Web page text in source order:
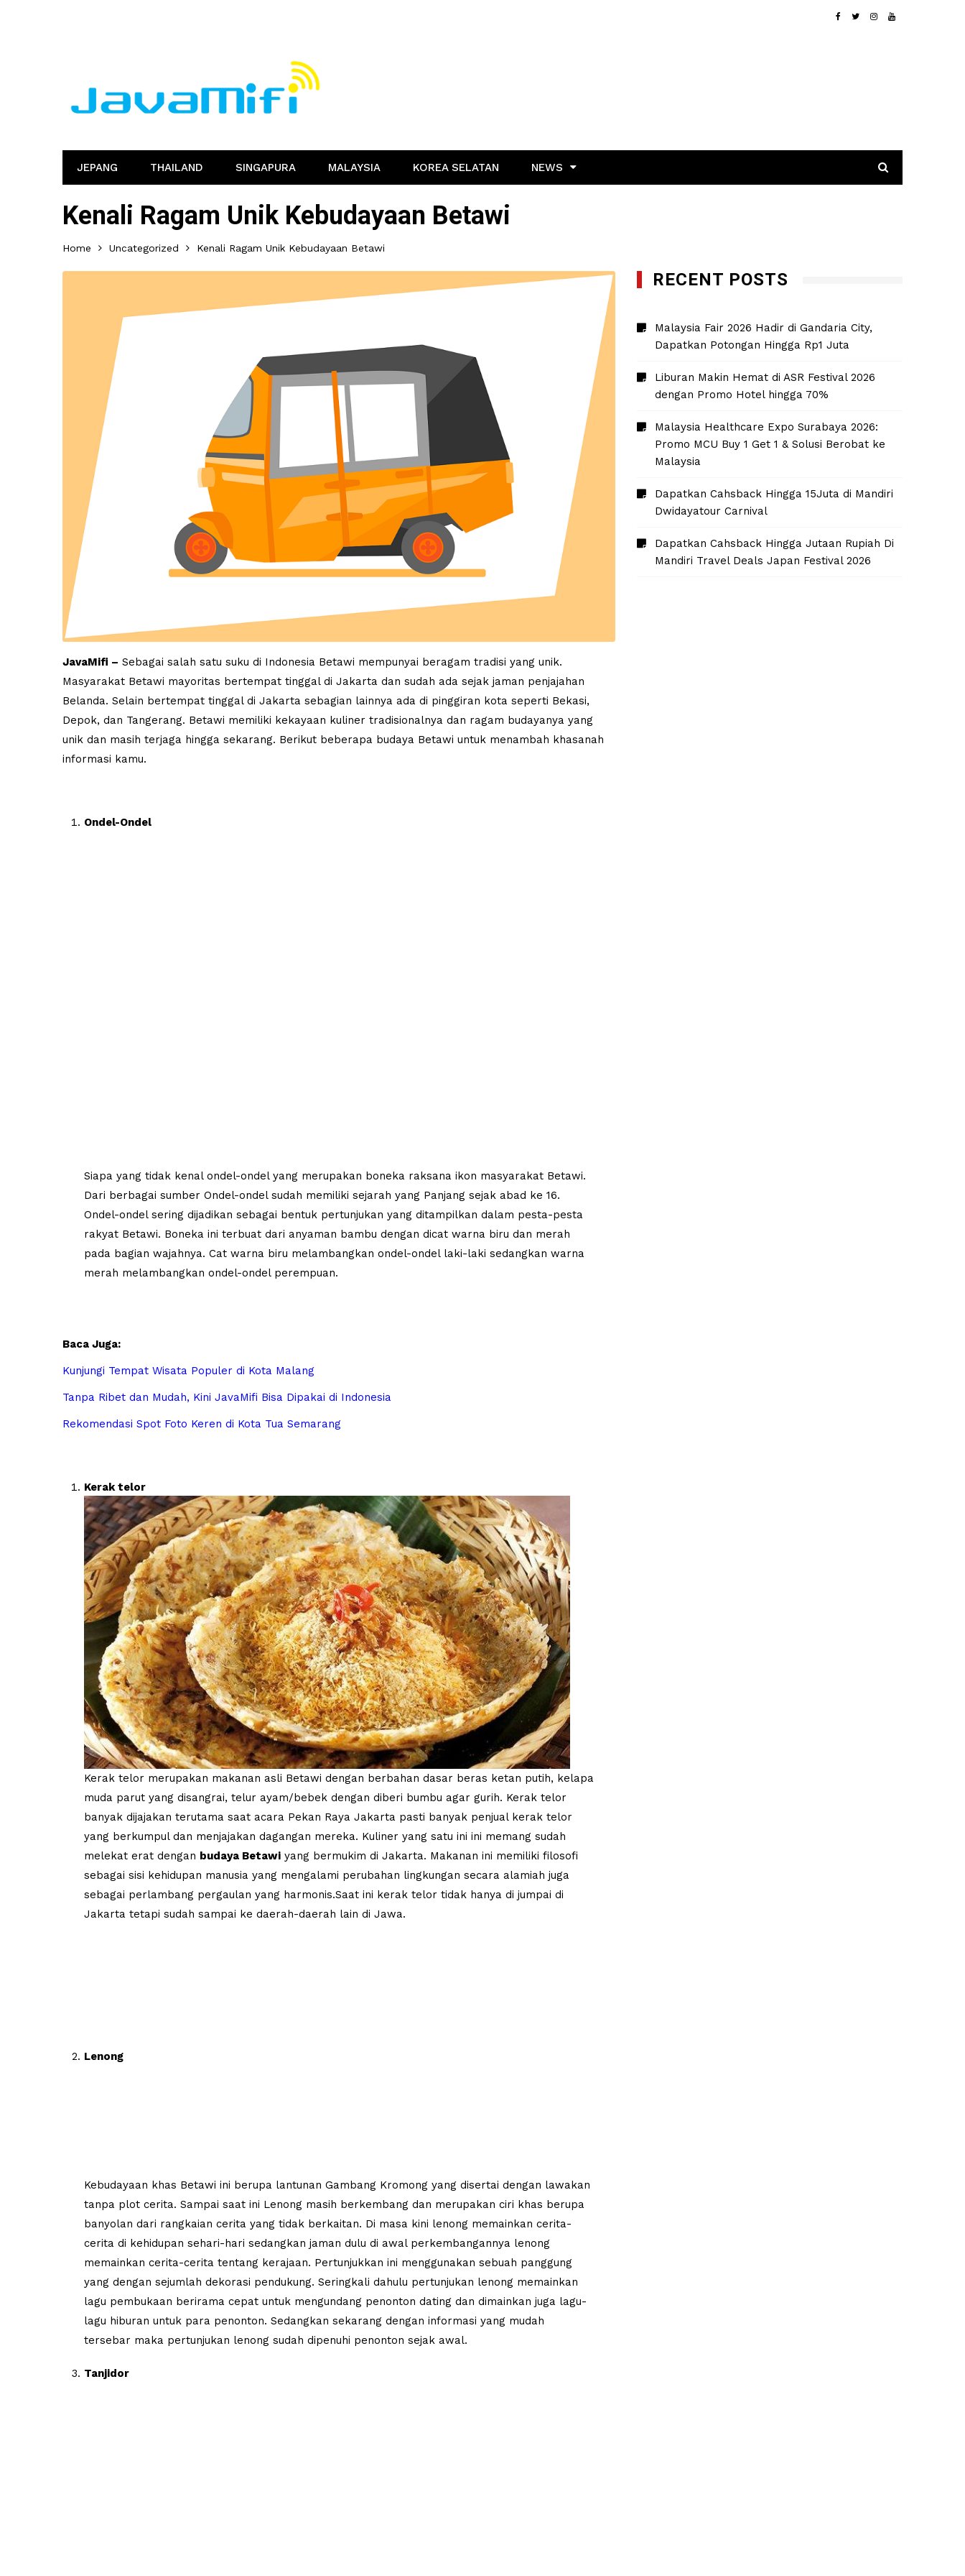
JEPANG THAILAND SINGAPURA MALAYSIA KOREA SELATAN NEWS
Kenali Ragam Unik Kebudayaan Betawi
Home Uncategorized Kenali Ragam Unik Kebudayaan Betawi
JavaMifi – Sebagai salah satu suku di Indonesia Betawi mempunyai beragam tradisi yang unik.
Masyarakat Betawi mayoritas bertempat tinggal di Jakarta dan sudah ada sejak jaman penjajahan
Belanda. Selain bertempat tinggal di Jakarta sebagian lainnya ada di pinggiran kota seperti Bekasi,
Depok, dan Tangerang. Betawi memiliki kekayaan kuliner tradisionalnya dan ragam budayanya yang
unik dan masih terjaga hingga sekarang. Berikut beberapa budaya Betawi untuk menambah khasanah
informasi kamu.
Ondel-Ondel
Siapa yang tidak kenal ondel-ondel yang merupakan boneka raksana ikon masyarakat Betawi.
Dari berbagai sumber Ondel-ondel sudah memiliki sejarah yang Panjang sejak abad ke 16.
Ondel-ondel sering dijadikan sebagai bentuk pertunjukan yang ditampilkan dalam pesta-pesta
rakyat Betawi. Boneka ini terbuat dari anyaman bambu dengan dicat warna biru dan merah
pada bagian wajahnya. Cat warna biru melambangkan ondel-ondel laki-laki sedangkan warna
merah melambangkan ondel-ondel perempuan.
Baca Juga:
Kunjungi Tempat Wisata Populer di Kota Malang
Tanpa Ribet dan Mudah, Kini JavaMifi Bisa Dipakai di Indonesia
Rekomendasi Spot Foto Keren di Kota Tua Semarang
Kerak telor
Kerak telor merupakan makanan asli Betawi dengan berbahan dasar beras ketan putih, kelapa
muda parut yang disangrai, telur ayam/bebek dengan diberi bumbu agar gurih. Kerak telor
banyak dijajakan terutama saat acara Pekan Raya Jakarta pasti banyak penjual kerak telor
yang berkumpul dan menjajakan dagangan mereka. Kuliner yang satu ini ini memang sudah
melekat erat dengan budaya Betawi yang bermukim di Jakarta. Makanan ini memiliki filosofi
sebagai sisi kehidupan manusia yang mengalami perubahan lingkungan secara alamiah juga
sebagai perlambang pergaulan yang harmonis.Saat ini kerak telor tidak hanya di jumpai di
Jakarta tetapi sudah sampai ke daerah-daerah lain di Jawa.
Lenong
Kebudayaan khas Betawi ini berupa lantunan Gambang Kromong yang disertai dengan lawakan
tanpa plot cerita. Sampai saat ini Lenong masih berkembang dan merupakan ciri khas berupa
banyolan dari rangkaian cerita yang tidak berkaitan. Di masa kini lenong memainkan cerita-
cerita di kehidupan sehari-hari sedangkan jaman dulu di awal perkembangannya lenong
memainkan cerita-cerita tentang kerajaan. Pertunjukkan ini menggunakan sebuah panggung
yang dengan sejumlah dekorasi pendukung. Seringkali dahulu pertunjukan lenong memainkan
lagu pembukaan berirama cepat untuk mengundang penonton dating dan dimainkan juga lagu-
lagu hiburan untuk para penonton. Sedangkan sekarang dengan informasi yang mudah
tersebar maka pertunjukan lenong sudah dipenuhi penonton sejak awal.
Tanjidor
RECENT POSTS
Malaysia Fair 2026 Hadir di Gandaria City,
Dapatkan Potongan Hingga Rp1 Juta
Liburan Makin Hemat di ASR Festival 2026
dengan Promo Hotel hingga 70%
Malaysia Healthcare Expo Surabaya 2026:
Promo MCU Buy 1 Get 1 & Solusi Berobat ke
Malaysia
Dapatkan Cahsback Hingga 15Juta di Mandiri
Dwidayatour Carnival
Dapatkan Cahsback Hingga Jutaan Rupiah Di
Mandiri Travel Deals Japan Festival 2026